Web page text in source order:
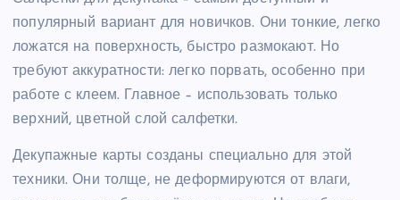
популярный вариант для новичков. Они тонкие, легко
ложатся на поверхность, быстро размокают. Но
требуют аккуратности: легко порвать, особенно при
работе с клеем. Главное – использовать только
верхний, цветной слой салфетки.
Декупажные карты созданы специально для этой
техники. Они толще, не деформируются от влаги,